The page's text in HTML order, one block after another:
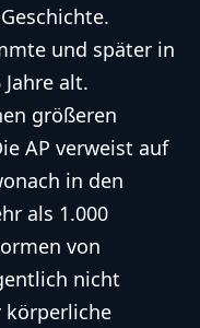
und später in
alt.
größeren
AP verweist auf
in den
als 1.000
von
nicht